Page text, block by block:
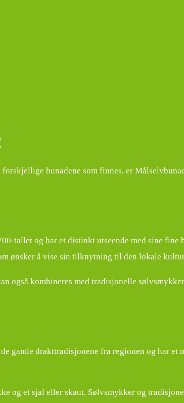
bunadene som finnes, er
tallet og har et distinkt utseende med sine fine
ønsker å vise sin tilknytning til den lokale
også kombineres med tradisjonelle
gamle drakttradisjonene fra regionen og har et
og et sjal eller skaut. Sølvsmykker og